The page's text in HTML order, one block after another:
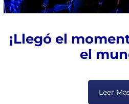
¡Llegó el
el
Leer